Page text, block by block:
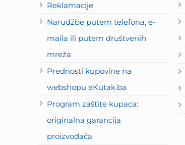
Reklamacije
Narudžbe putem telefona, e-
maila ili putem društvenih
mreža
Prednosti kupovine na
webshopu eKutak.ba
Program zaštite kupaca:
originalna garancija
proizvođača